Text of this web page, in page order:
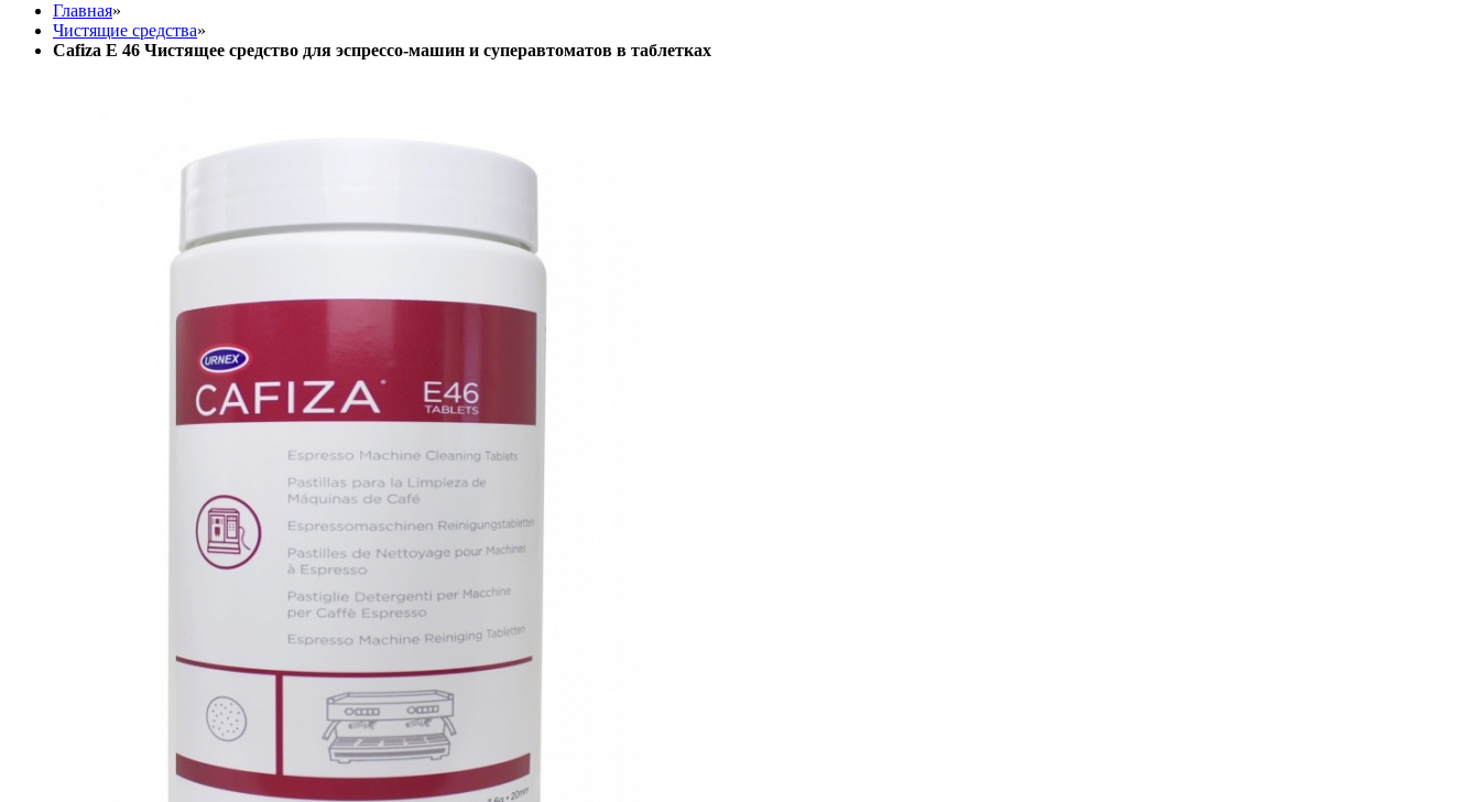
Главная»
Чистящие средства»
Cafiza E 46 Чистящее средство для эспрессо-машин и суперавтоматов в таблетках